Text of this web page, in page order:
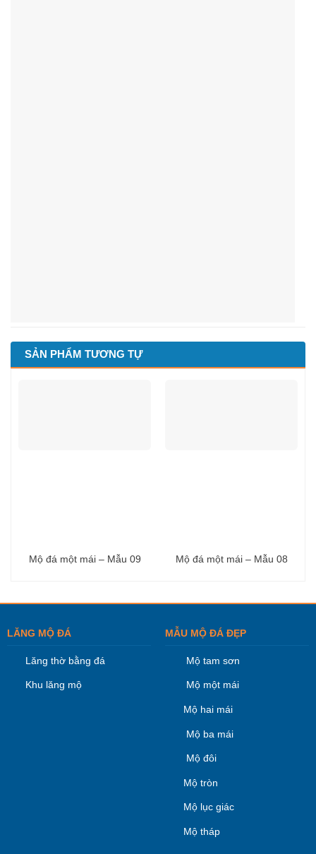
SẢN PHẨM TƯƠNG TỰ
Mộ đá một mái – Mẫu 09 Mộ đá một mái – Mẫu 08
LĂNG MỘ ĐÁ
Lăng thờ bằng đá
Khu lăng mộ
MẪU MỘ ĐÁ ĐẸP
Mộ tam sơn
Mộ một mái
Mộ hai mái
Mộ ba mái
Mộ đôi
Mộ tròn
Mộ lục giác
Mộ tháp